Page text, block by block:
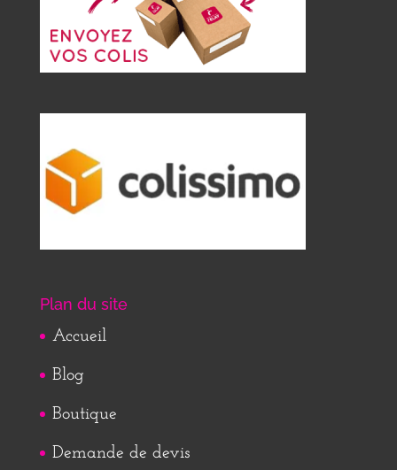
Plan du site
Accueil
Blog
Boutique
Demande de devis